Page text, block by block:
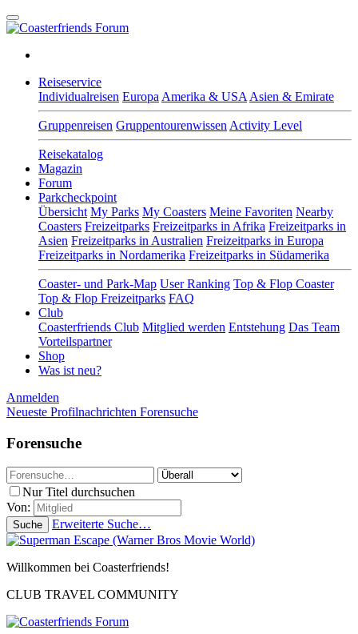
Reiseservice
Individualreisen Europa Amerika & USA Asien & Emirate
Gruppenreisen Gruppentourenwissen Activity Level
Reisekatalog
Magazin
Forum
Parkcheckpoint
Übersicht My Parks My Coasters Meine Favoriten Nearby
Coasters Freizeitparks Freizeitparks in Afrika Freizeitparks in
Asien Freizeitparks in Australien Freizeitparks in Europa
Freizeitparks in Nordamerika Freizeitparks in Südamerika
Coaster- und Park-Map User Ranking Top & Flop Coaster
Top & Flop Freizeitparks FAQ
Club
Coasterfriends Club Mitglied werden Entstehung Das Team
Vorteilspartner
Shop
Was ist neu?
Anmelden
Neueste Profilnachrichten Forensuche
Forensuche
Nur Titel durchsuchen
Von:
Suche Erweiterte Suche…
Willkommen bei Coasterfriends!
CLUB TRAVEL COMMUNITY